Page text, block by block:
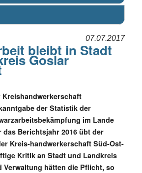
07.07.2017
bleibt in Stadt
Goslar
der Statistik der
im Lande
das Berichtsjahr 2016 übt der
Kreis-handwerkerschaft Süd-Ost-
Kritik an Stadt und Landkreis
Verwaltung hätten die Pflicht, so